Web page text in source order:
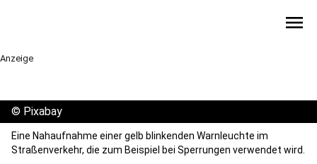
menu
Anzeige
© Pixabay
Eine Nahaufnahme einer gelb blinkenden Warnleuchte im
Straßenverkehr, die zum Beispiel bei Sperrungen verwendet wird.